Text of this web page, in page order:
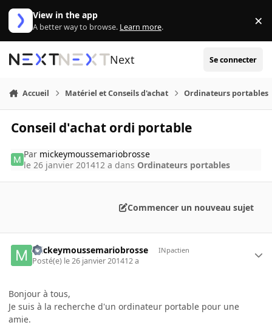
Aller au contenu
View in the app
A better way to browse. Learn more. ×
Next Se connecter
Accueil Matériel et Conseils d'achat Ordinateurs portables
Conseil d'achat ordi portable
Par mickeymoussemariobrosse
le 26 janvier 201412 a dans Ordinateurs portables
Commencer un nouveau sujet
mickeymoussemariobrosse INpactien
Posté(e) le 26 janvier 201412 a
Bonjour à tous,
Je suis à la recherche d'un ordinateur portable pour une
amie.